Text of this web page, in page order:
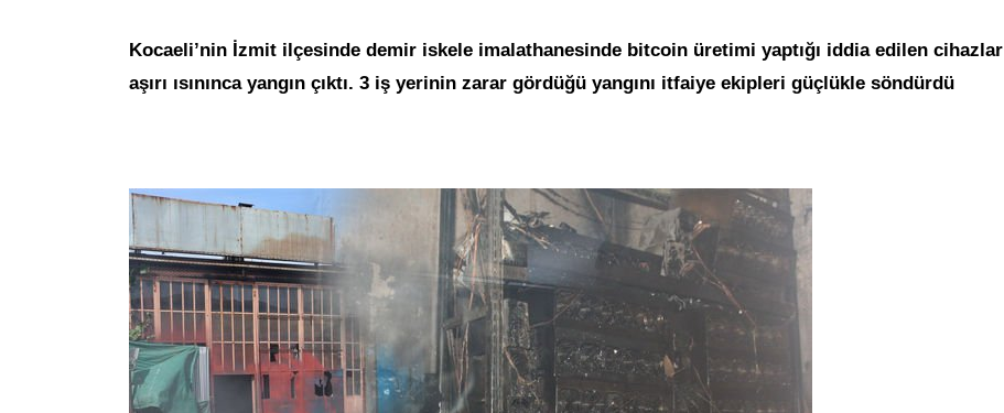
Kocaeli’nin İzmit ilçesinde demir iskele imalathanesinde bitcoin üretimi yaptığı iddia edilen cihazlar
aşırı ısınınca yangın çıktı. 3 iş yerinin zarar gördüğü yangını itfaiye ekipleri güçlükle söndürdü